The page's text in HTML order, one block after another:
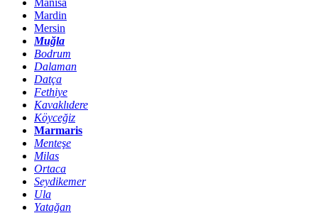
Manisa
Mardin
Mersin
Muğla
Bodrum
Dalaman
Datça
Fethiye
Kavaklıdere
Köyceğiz
Marmaris
Menteşe
Milas
Ortaca
Seydikemer
Ula
Yatağan